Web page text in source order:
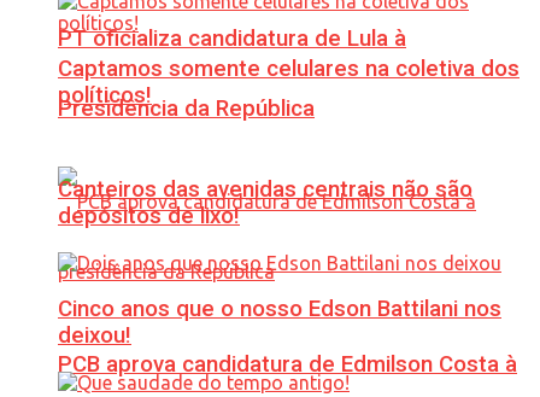
PT oficializa candidatura de Lula à
Presidência da República
PCB aprova candidatura de Edmilson Costa à
Captamos somente celulares na coletiva dos
políticos!
Canteiros das avenidas centrais não são
depósitos de lixo!
Cinco anos que o nosso Edson Battilani nos
deixou!